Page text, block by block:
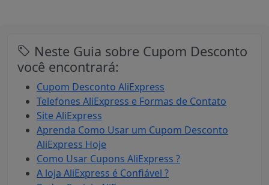
Neste Guia sobre Cupom Desconto
você encontrará:
Cupom Desconto AliExpress
Telefones AliExpress e Formas de Contato
Site AliExpress
Aprenda Como Usar um Cupom Desconto
AliExpress Hoje
Como Usar Cupons AliExpress ?
A loja AliExpress é Confiável ?